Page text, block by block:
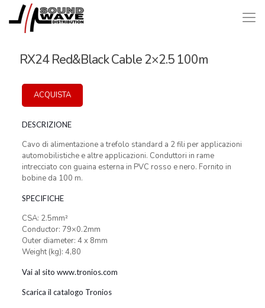
RX24 Red&Black Cable 2×2.5 100m
ACQUISTA
DESCRIZIONE
Cavo di alimentazione a trefolo standard a 2 fili per applicazioni
automobilistiche e altre applicazioni. Conduttori in rame
intrecciato con guaina esterna in PVC rosso e nero. Fornito in
bobine da 100 m.
SPECIFICHE
CSA: 2.5mm²
Conductor: 79×0.2mm
Outer diameter: 4 x 8mm
Weight (kg): 4,80
Vai al sito www.tronios.com
Scarica il catalogo Tronios